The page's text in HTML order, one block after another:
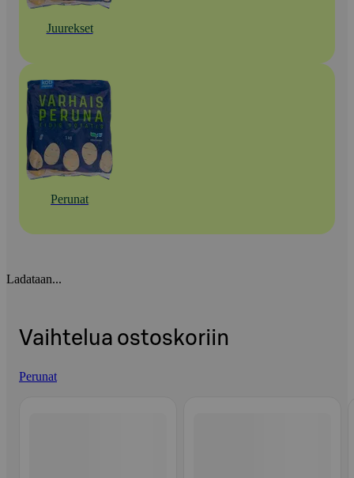
Juurekset
Perunat
Ladataan...
Vaihtelua ostoskoriin
Perunat